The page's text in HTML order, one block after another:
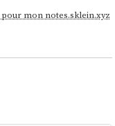
mon notes.sklein.xyz